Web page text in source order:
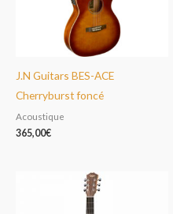
J.N Guitars BES-ACE
Cherryburst foncé
Acoustique
365,00€